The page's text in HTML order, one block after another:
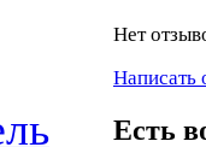
Нет
Написать
Есть